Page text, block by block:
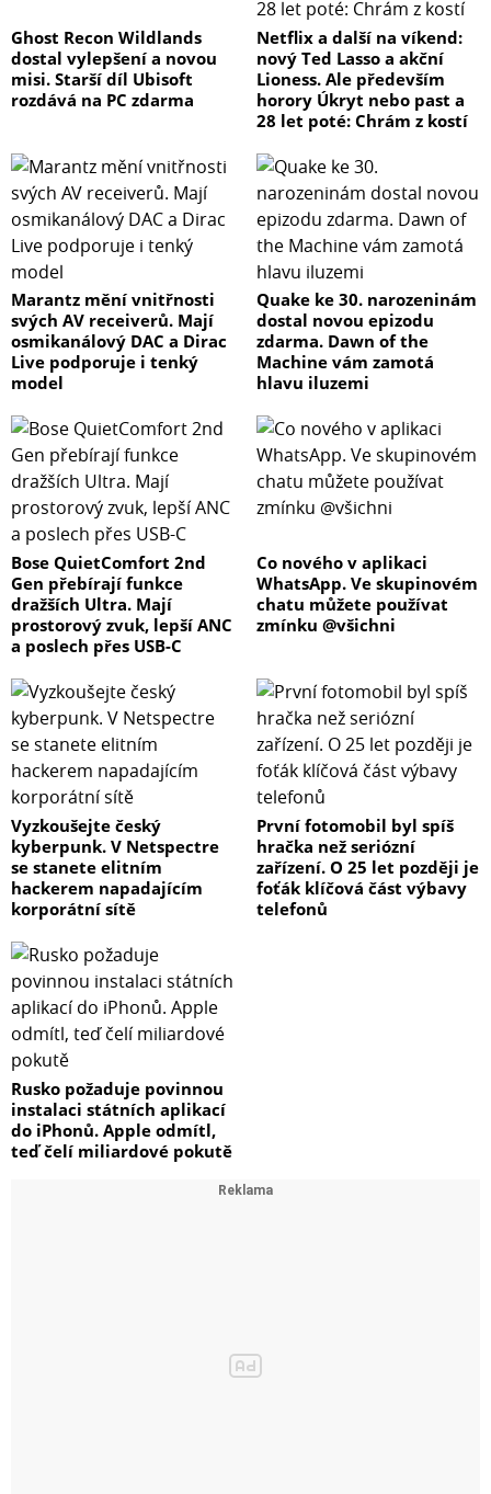
Ghost Recon Wildlands
dostal vylepšení a novou
misi. Starší díl Ubisoft
rozdává na PC zdarma
Netflix a další na víkend:
nový Ted Lasso a akční
Lioness. Ale především
horory Úkryt nebo past a
28 let poté: Chrám z kostí
Marantz mění vnitřnosti
svých AV receiverů. Mají
osmikanálový DAC a Dirac
Live podporuje i tenký
model
Quake ke 30. narozeninám
dostal novou epizodu
zdarma. Dawn of the
Machine vám zamotá
hlavu iluzemi
Bose QuietComfort 2nd
Gen přebírají funkce
dražších Ultra. Mají
prostorový zvuk, lepší ANC
a poslech přes USB-C
Co nového v aplikaci
WhatsApp. Ve skupinovém
chatu můžete používat
zmínku @všichni
Vyzkoušejte český
kyberpunk. V Netspectre
se stanete elitním
hackerem napadajícím
korporátní sítě
První fotomobil byl spíš
hračka než seriózní
zařízení. O 25 let později je
foťák klíčová část výbavy
telefonů
Rusko požaduje povinnou
instalaci státních aplikací
do iPhonů. Apple odmítl,
teď čelí miliardové pokutě